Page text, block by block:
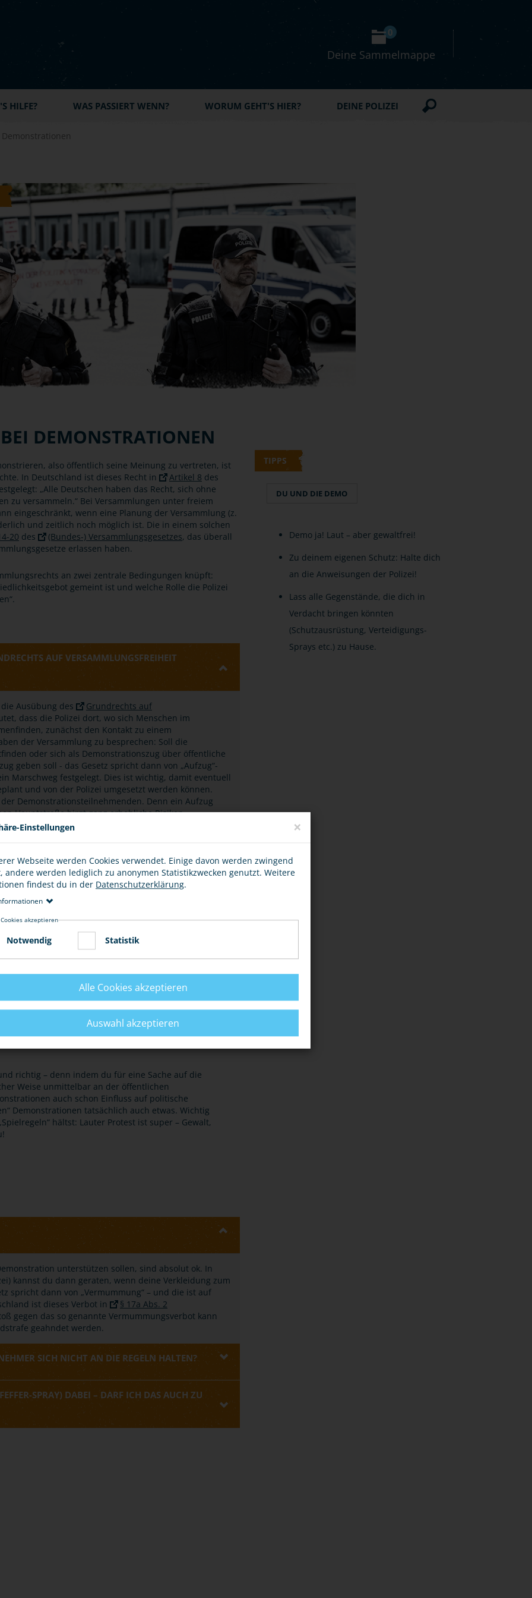
Deine Sammelmappe
0
HILFE? WAS PASSIERT WENN? WORUM GEHT'S HIER? DEINE POLIZEI
DEMONSTRATIONEN
also öffentlich seine Meinung zu vertreten, ist
In Deutschland ist dieses Recht in
Artikel 8 des
„Alle Deutschen haben das Recht, sich ohne
zu versammeln.“ Bei Versammlungen unter freiem
eingeschränkt, wenn eine Planung der Versammlung (z.
und zeitlich noch möglich ist. Die in einem solchen
20 des (Bundes-) Versammlungsgesetzes, das überall
erlassen haben.
an zwei zentrale Bedingungen knüpft:
gemeint ist und welche Rolle die Polizei
AUF VERSAMMLUNGSFREIHEIT
Ausübung des
Grundrechts auf
dass die Polizei dort, wo sich Menschen im
zunächst den Kontakt zu einem
der Versammlung zu besprechen: Soll die
oder sich als Demonstrationszug über öffentliche
geben soll - das Gesetz spricht dann von „Aufzug“-
Marschweg festgelegt. Dies ist wichtig, damit eventuell
und von der Polizei umgesetzt werden können.
Demonstrationsteilnehmenden. Denn ein Aufzug
Hauptstraße birgt ganz erhebliche Risiken.
SACHEN
richtig – denn indem du für eine Sache auf die
Weise unmittelbar an der öffentlichen
auch schon Einfluss auf politische
Demonstrationen tatsächlich auch etwas. Wichtig
hältst: Lauter Protest ist super – Gewalt,
unterstützen sollen, sind absolut ok. In
kannst du dann geraten, wenn deine Verkleidung zum
spricht dann von „Vermummung“ – und die ist auf
ist dieses Verbot in
§ 17a Abs. 2
gegen das so genannte Vermummungsverbot kann
geahndet werden.
SICH NICHT AN DIE REGELN HALTEN?
SPRAY) DABEI – DARF ICH DAS AUCH ZU
TIPPS
DU UND DIE DEMO
Demo ja! Laut – aber gewaltfrei!
Zu deinem eigenen Schutz: Halte dich
an die Anweisungen der Polizei!
Lass alle Gegenstände, die dich in
Verdacht bringen könnten
(Schutzausrüstung, Verteidigungs-
Sprays etc.) zu Hause.
Einstellungen ×
Webseite werden Cookies verwendet. Einige davon werden zwingend
andere werden lediglich zu anonymen Statistikzwecken genutzt. Weitere
findest du in der Datenschutzerklärung.
akzeptieren
Notwendig Statistik
Alle Cookies akzeptieren
Auswahl akzeptieren